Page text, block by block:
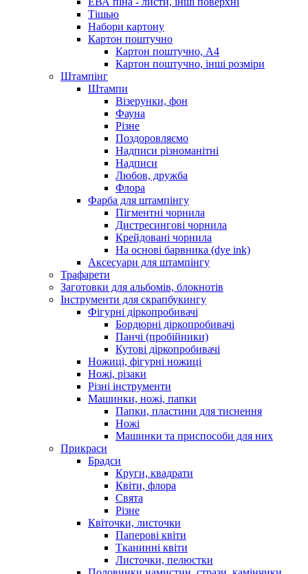
Тішью
Набори картону
Картон поштучно
Картон поштучно, А4
Картон поштучно, інші розміри
Штампінг
Штампи
Візерунки, фон
Фауна
Різне
Поздоровляємо
Надписи різноманітні
Надписи
Любов, дружба
Флора
Фарба для штампінгу
Пігментні чорнила
Дистресингові чорнила
Крейдовані чорнила
На основі барвника (dye ink)
Аксесуари для штампінгу
Трафарети
Заготовки для альбомів, блокнотів
Інструменти для скрапбукингу
Фігурні діркопробивачі
Бордюрні діркопробивачі
Панчі (пробійники)
Кутові діркопробивачі
Ножиці, фігурні ножиці
Ножі, різаки
Різні інструменти
Машинки, ножі, папки
Папки, пластини для тиснення
Ножі
Машинки та приспособи для них
Прикраси
Брадси
Круги, квадрати
Квіти, флора
Свята
Різне
Квіточки, листочки
Паперові квіти
Тканинні квіти
Листочки, пелюстки